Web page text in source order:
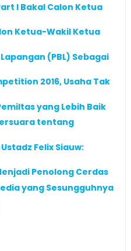
I Bakal Calon Ketua
Ketua-Wakil Ketua
(PBL) Sebagai
2016, Usaha Tak
yang Lebih Baik
tentang
Felix Siauw:
Penolong Cerdas
yang Sesungguhnya